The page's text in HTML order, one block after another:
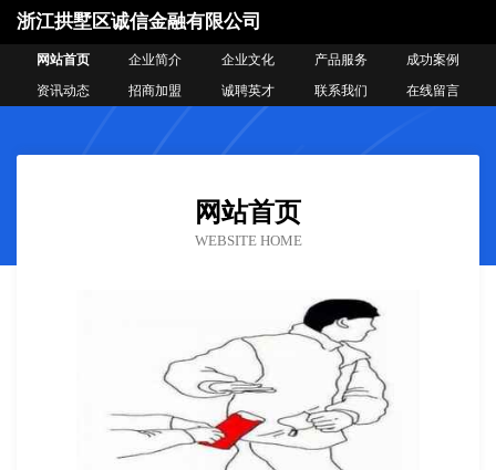
浙江拱墅区诚信金融有限公司
网站首页 企业简介 企业文化 产品服务
成功案例
资讯动态
招商加盟 诚聘英才 联系我们 在线留言
网站首页
WEBSITE HOME